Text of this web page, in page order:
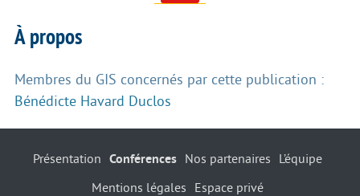
À propos
Membres du GIS concernés par cette publication :
Bénédicte Havard Duclos
Présentation Conférences Nos partenaires
L’équipe
Mentions légales
Espace privé